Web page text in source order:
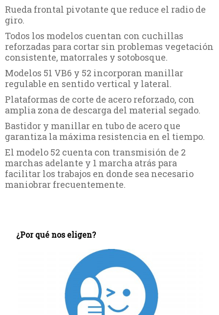
¿Por qué nos eligen?
Rueda frontal pivotante que reduce el radio de
giro.
Todos los modelos cuentan con cuchillas
reforzadas para cortar sin problemas vegetación
consistente, matorrales y sotobosque.
Modelos 51 VB6 y 52 incorporan manillar
regulable en sentido vertical y lateral.
Plataformas de corte de acero reforzado, con
amplia zona de descarga del material segado.
Bastidor y manillar en tubo de acero que
garantiza la máxima resistencia en el tiempo.
El modelo 52 cuenta con transmisión de 2
marchas adelante y 1 marcha atrás para
facilitar los trabajos en donde sea necesario
maniobrar frecuentemente.